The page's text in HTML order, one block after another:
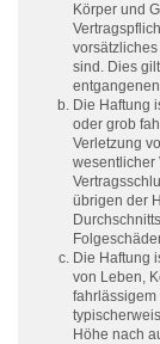
Körper und
sind. Dies
Die Haftung
oder grob
Verletzung
wesentlicher
übrigen der
Die Haftung
von Leben,
fahrlässigem
Höhe nach